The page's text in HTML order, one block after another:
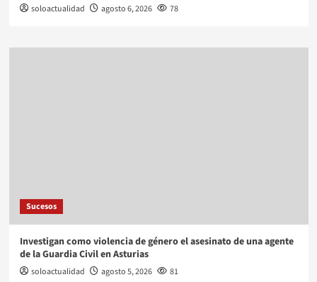
soloactualidad agosto 6, 2026 78
Sucesos
Investigan como violencia de género el asesinato de una agente
de la Guardia Civil en Asturias
soloactualidad agosto 5, 2026 81